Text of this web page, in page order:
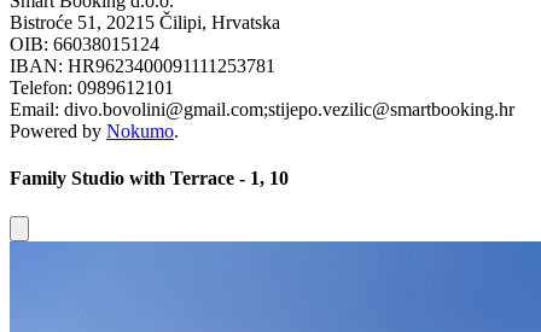
Bistroće 51, 20215 Čilipi, Hrvatska
OIB: 66038015124
IBAN: HR9623400091111253781
Telefon: 0989612101
Email: divo.bovolini@gmail.com;stijepo.vezilic@smartbooking.hr
Powered by Nokumo.
Family Studio with Terrace - 1, 10
Close modal